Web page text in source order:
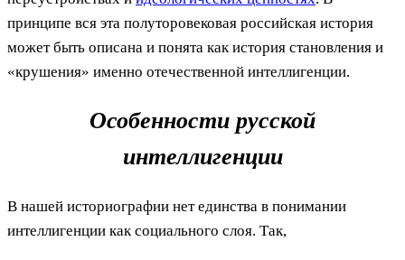
принципе вся эта полуторовековая российская история
может быть описана и понята как история становления и
«крушения» именно отечественной интеллигенции.
Особенности русской
интеллигенции
В нашей историографии нет единства в понимании
интеллигенции как социального слоя. Так,